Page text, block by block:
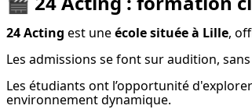
24 Acting est une école située à Lille,
Les admissions se font sur audition,
Les étudiants ont l’opportunité
environnement dynamique.